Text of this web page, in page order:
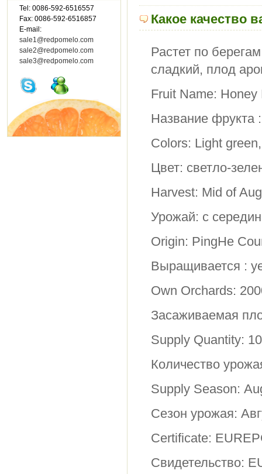
Контакт с нами
Tel: 0086-592-6516557
Fax: 0086-592-6516857
E-mail:
sale1@redpomelo.com
sale2@redpomelo.com
sale3@redpomelo.com
Какое качество
Растет по
сладкий, плод
Fruit Name: Honey
Название фрукта
Colors: Light
Цвет: светло-
Harvest: Mid of
Урожай: с
Origin: PingHe
Выращивается :
Own Orchards:
Засаживаемая
Supply Quantity:
Количество
Supply Season:
Сезон урожая:
Certificate:
Свидетельство: